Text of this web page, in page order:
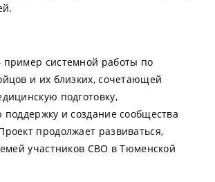
системной работы по
и их близких, сочетающей
подготовку,
поддержку и создание сообщества
продолжает развиваться,
участников СВО в Тюменской